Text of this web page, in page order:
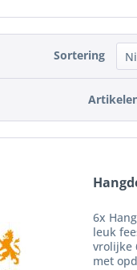
Sortering
6x
leuk
vrolijke
met